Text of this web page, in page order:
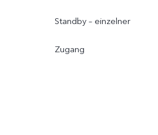
von der Verfügbarkeit des
Netzes, der Infrastruktur
Standby – einzelner
Zugang